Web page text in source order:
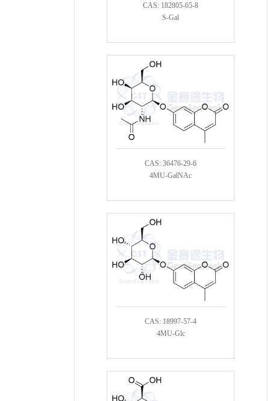
CAS: 182805-65-8
S-Gal
CAS: 36476-29-6
4MU-GalNAc
CAS: 18997-57-4
4MU-Glc